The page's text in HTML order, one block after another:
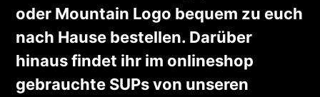
oder Mountain Logo bequem zu euch
nach Hause bestellen. Darüber
hinaus findet ihr im onlineshop
gebrauchte SUPs von unseren